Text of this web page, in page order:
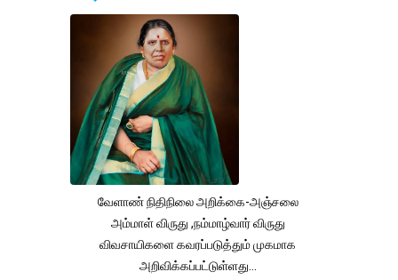
வேளாண் நிதிநிலை அறிக்கை-அஞ்சலை
அம்மாள் விருது ,நம்மாழ்வார் விருது
விவசாயிகளை கவரப்படுத்தும் முகமாக
அறிவிக்கப்பட்டுள்ளது...